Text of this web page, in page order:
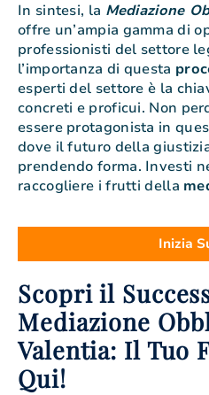
In sintesi, la Mediazione
offre un’ampia gamma di
professionisti del settore
l’importanza di questa
esperti del settore è la
concreti e proficui. Non
essere protagonista in
dove il futuro della
prendendo forma. Investi
raccogliere i frutti della
Inizia
Scopri il
Mediazione
Valentia: Il Tuo
Qui!